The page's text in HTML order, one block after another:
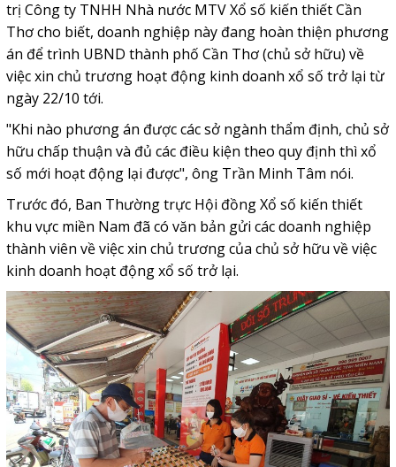
trị Công ty TNHH Nhà nước MTV Xổ số kiến thiết Cần
Thơ cho biết, doanh nghiệp này đang hoàn thiện phương
án để trình UBND thành phố Cần Thơ (chủ sở hữu) về
việc xin chủ trương hoạt động kinh doanh xổ số trở lại từ
ngày 22/10 tới.
"Khi nào phương án được các sở ngành thẩm định, chủ sở
hữu chấp thuận và đủ các điều kiện theo quy định thì xổ
số mới hoạt động lại được", ông Trần Minh Tâm nói.
Trước đó, Ban Thường trực Hội đồng Xổ số kiến thiết
khu vực miền Nam đã có văn bản gửi các doanh nghiệp
thành viên về việc xin chủ trương của chủ sở hữu về việc
kinh doanh hoạt động xổ số trở lại.